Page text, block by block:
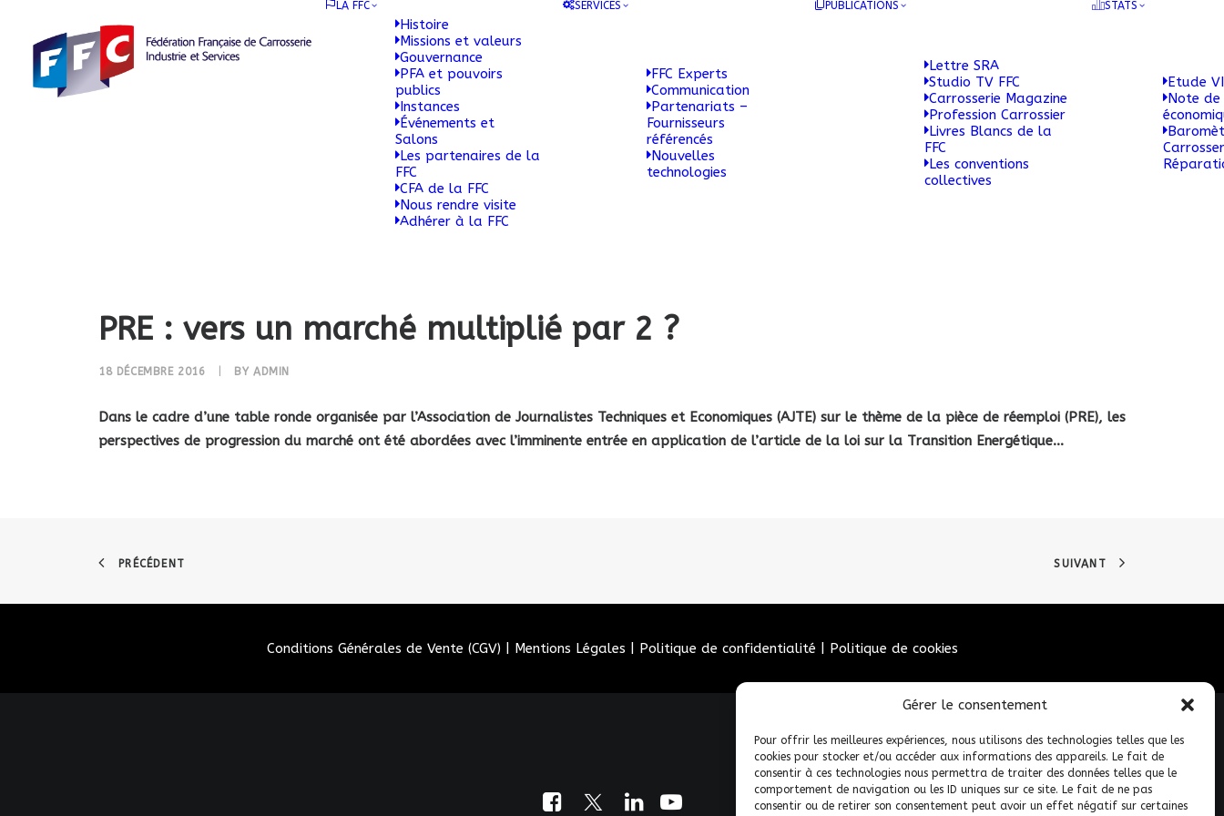
Gérer le consentement
Pour offrir les meilleures expériences, nous utilisons des technologies telles que les
cookies pour stocker et/ou accéder aux informations des appareils. Le fait de
consentir à ces technologies nous permettra de traiter des données telles que le
comportement de navigation ou les ID uniques sur ce site. Le fait de ne pas
consentir ou de retirer son consentement peut avoir un effet négatif sur certaines
LA FFC
Histoire
Missions et valeurs
Gouvernance
PFA et pouvoirs
publics
Instances
Événements et
Salons
Les partenaires de la
FFC
CFA de la FFC
Nous rendre visite
Adhérer à la FFC
SERVICES
FFC Experts
Communication
Partenariats –
Fournisseurs
référencés
Nouvelles
technologies
PUBLICATIONS
Lettre SRA
Studio TV FFC
Carrosserie Magazine
Profession Carrossier
Livres Blancs de la
FFC
Les conventions
collectives
STATS
Etude
Note de
PRE : vers un marché multiplié par 2 ?
18 DÉCEMBRE 2016 BYADMIN
Dans le cadre d’une table ronde organisée par l’Association de Journalistes Techniques et Economiques (AJTE) sur le thème de la pièce de réemploi (PRE), les
perspectives de progression du marché ont été abordées avec l’imminente entrée en application de l’article de la loi sur la Transition Energétique…
PRÉCÉDENT SUIVANT
Conditions Générales de Vente (CGV) Mentions Légales Politique de confidentialité Politique de cookies